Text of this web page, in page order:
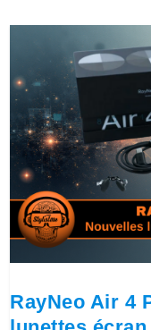
RayNeo Air 4